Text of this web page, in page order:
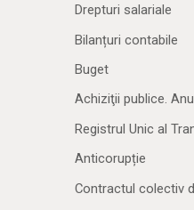
Drepturi salariale
Bilanțuri contabile
Buget
Achiziţii publice.
Registrul Unic al
Anticorupție
Contractul colectiv